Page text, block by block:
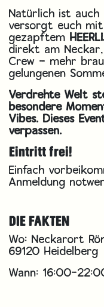
Natürlich ist
versorgt euch
gezapftem
direkt am
Crew – mehr
gelungenen
Verdrehte Welt
besondere
Vibes. Dieses
verpassen.
Eintritt frei!
Einfach
Anmeldung
DIE FAKTEN
Wo: Neckarort
69120 Heidelberg
Wann: 16:00-